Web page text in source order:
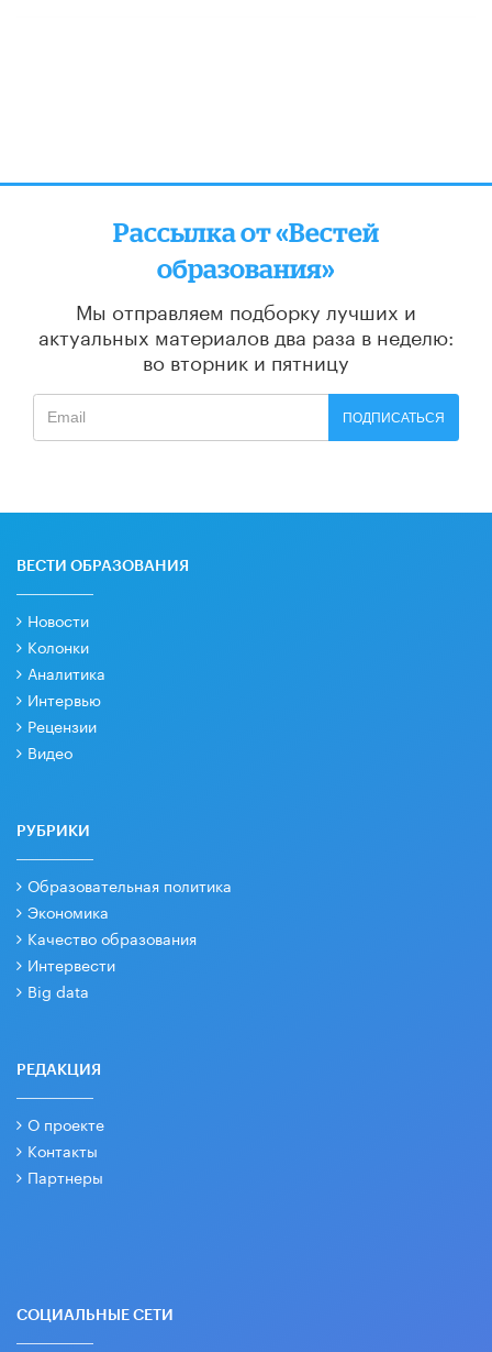
Рассылка от «Вестей
образования»
Мы отправляем подборку лучших и
актуальных материалов два раза в неделю:
во вторник и пятницу
ПОДПИСАТЬСЯ
ВЕСТИ ОБРАЗОВАНИЯ
Новости
Колонки
Аналитика
Интервью
Рецензии
Видео
РУБРИКИ
Образовательная политика
Экономика
Качество образования
Интервести
Big data
РЕДАКЦИЯ
О проекте
Контакты
Партнеры
СОЦИАЛЬНЫЕ СЕТИ